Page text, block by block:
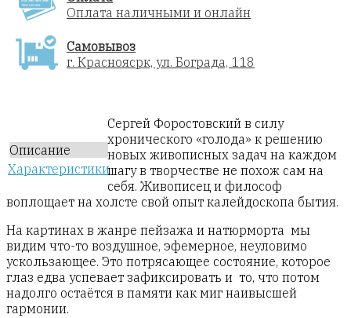
Оплата наличными и онлайн
Самовывоз
г. Красноясрк, ул. Бограда, 118
Описание
Характеристики
Сергей Форостовский в силу
хронического «голода» к решению
новых живописных задач на каждом
шагу в творчестве не похож сам на
себя. Живописец и философ
воплощает на холсте свой опыт калейдоскопа бытия.
На картинах в жанре пейзажа и натюрморта мы
видим что-то воздушное, эфемерное, неуловимо
ускользающее. Это потрясающее состояние, которое
глаз едва успевает зафиксировать и то, что потом
надолго остаётся в памяти как миг наивысшей
гармонии.